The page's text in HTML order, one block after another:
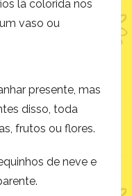
lã colorida nos
vaso ou
presente, mas
disso, toda
frutos ou flores.
de neve e